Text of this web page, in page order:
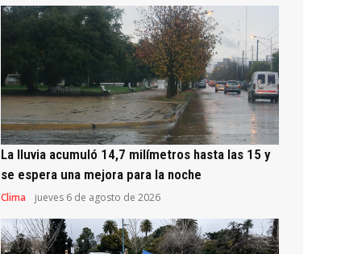
La lluvia acumuló 14,7 milímetros hasta las 15 y
se espera una mejora para la noche
Clima jueves 6 de agosto de 2026